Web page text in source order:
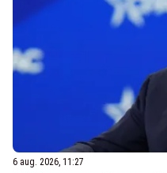
6 aug. 2026, 11:27